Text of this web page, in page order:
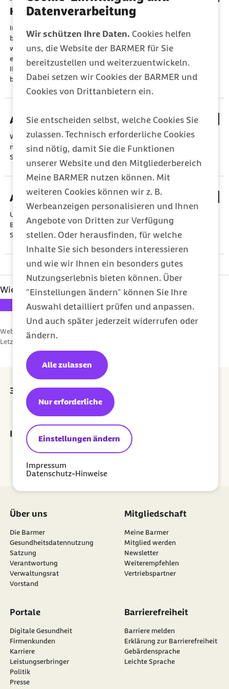
Datenverarbeitung
Wir schützen Ihre Daten. Cookies helfen
uns, die Website der BARMER für Sie
bereitzustellen und weiterzuentwickeln.
Dabei setzen wir Cookies der BARMER und
Cookies von Drittanbietern ein.
Sie entscheiden selbst, welche Cookies Sie
zulassen. Technisch erforderliche Cookies
sind nötig, damit Sie die Funktionen
unserer Website und den Mitgliederbereich
Meine BARMER nutzen können. Mit
weiteren Cookies können wir z. B.
Werbeanzeigen personalisieren und Ihnen
Angebote von Dritten zur Verfügung
stellen. Oder herausfinden, für welche
Inhalte Sie sich besonders interessieren
und wie wir Ihnen ein besonders gutes
Nutzungserlebnis bieten können. Über
"Einstellungen ändern" können Sie Ihre
Auswahl detailliert prüfen und anpassen.
Und auch später jederzeit widerrufen oder
ändern.
Einstellungen ändern
Nur erforderliche
Alle zulassen
Impressum
Datenschutz-Hinweise
Krankenhausbehandlung wissen müssen
Im Allgemeinen wird Ihre behandelnde Ärztin/der
behandelnde Arzt auf dem Einweisungsschein angeben, in
welcher Klinik Sie angemessen und Ihrer Krankheit
entsprechend behandelt werden sollen. In aller Regel können
Ihre Wünsche bei der Auswahl des Krankenhauses
berücksichtigt werden.
Arzthaftung
Wenn einer Ärztin/einem Arzt ein Behandlungsfehler
nachgewiesen wird, haftet sie/er für den entstandenen
Schaden.
Aufklärung
Um auf der Grundlage aller verfügbaren Informationen in eine
Behandlung einwilligen zu können, muss die Ärztin/der Arzt
Sie aufklären.
Wie hat Ihnen dieser Artikel gefallen?
Ihre Bewertung: 1 Stern
Ihre Bewertung: 2 Sterne
Ihre Bewertung: 3 Sterne
Ihre Bewertung: 4 Sterne
Ihre Bewertung: 5 Sterne
Webcode: s000129
Letzte Aktualisierung:
30 Euro Prämie für jede erfolgreiche Empfehlung
externer Link:
Prämie sichern
Ihr Newsletter für ein gesünderes Leben
Jetzt abonnieren
Über uns
Die Barmer
Gesundheitsdatennutzung
Satzung
Verantwortung
Verwaltungsrat
Vorstand
Mitgliedschaft
Meine Barmer
Mitglied werden
Newsletter
externer Link:
Weiterempfehlen
Vertriebspartner
Portale
Digitale Gesundheit
Firmenkunden
Karriere
Leistungserbringer
Politik
Presse
Barrierefreiheit
Barriere melden
Erklärung zur Barrierefreiheit
Gebärdensprache
Leichte Sprache